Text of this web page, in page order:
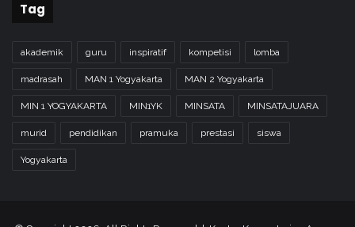
Tag
akademik guru inspiratif kompetisi lomba
madrasah MAN 1 Yogyakarta MAN 2 Yogyakarta
MIN 1 YOGYAKARTA MIN1YK MINSATA MINSATAJUARA
murid pendidikan pramuka prestasi siswa
Yogyakarta